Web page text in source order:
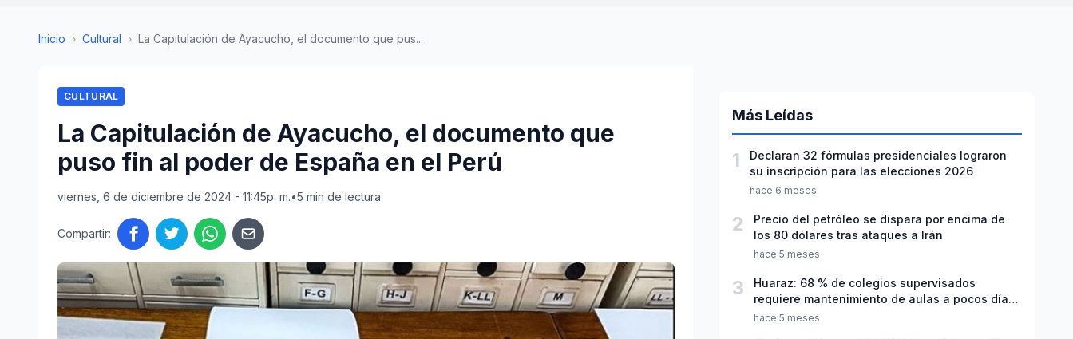
Inicio › Cultural › La Capitulación de Ayacucho, el documento que pus...
CULTURAL
La Capitulación de Ayacucho, el documento que
puso fin al poder de España en el Perú
viernes, 6 de diciembre de 2024 - 11:45p. m.•5 min de lectura
Compartir:
Más Leídas
1
Declaran 32 fórmulas presidenciales lograron
su inscripción para las elecciones 2026
hace 6 meses
2
Precio del petróleo se dispara por encima de
los 80 dólares tras ataques a Irán
hace 5 meses
3
Huaraz: 68 % de colegios supervisados
requiere mantenimiento de aulas a pocos días
de inicio del año escolar 2026
hace 5 meses